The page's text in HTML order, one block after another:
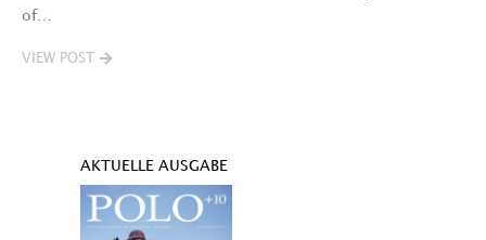
of…
VIEW POST
AKTUELLE AUSGABE